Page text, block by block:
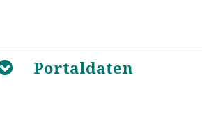
Portaldaten